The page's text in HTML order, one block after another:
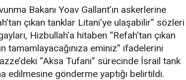
Bakanı Yoav Gallant’ın askerlerine
çıkan tanklar Litani’ye ulaşabilir” sözleri
Hizbullah’a hitaben “Refah’tan çıkan
tamamlayacağınıza eminiz” ifadelerini
“Aksa Tufanı” sürecinde İsrail tank
edilmesine gönderme yaptığı belirtildi.